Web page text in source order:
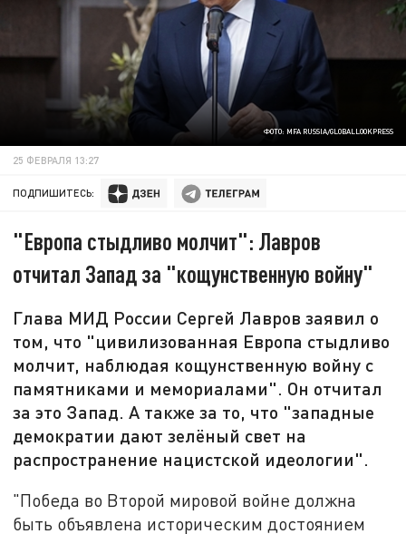
ФОТО: MFA RUSSIA/GLOBALLOOKPRESS
25 ФЕВРАЛЯ 13:27
ПОДПИШИТЕСЬ:
"Европа стыдливо молчит": Лавров
отчитал Запад за "кощунственную войну"
Глава МИД России Сергей Лавров заявил о
том, что "цивилизованная Европа стыдливо
молчит, наблюдая кощунственную войну с
памятниками и мемориалами". Он отчитал
за это Запад. А также за то, что "западные
демократии дают зелёный свет на
распространение нацистской идеологии".
"Победа во Второй мировой войне должна
быть объявлена историческим достоянием